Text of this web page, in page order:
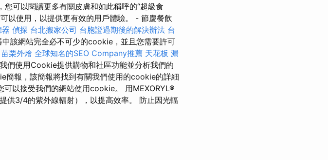
您可以閱讀更多有關皮膚和如此稱呼的“超級食
以使用，以提供更有效的用戶體驗。 - 節慶餐飲
器 偵探 台北搬家公司 台胞證過期後的解決辦法 台
該網站完全必不可少的cookie，並且您需要許可
苗栗外燴 全球知名的SEO Company推薦 天花板 漏
們使用Cookie提供購物和社區功能並分析我們的
簡報，該簡報將找到有關我們使用的cookie的詳細
可以接受我們的網站使用cookie。 用MEXORYL®
供3/4的紫外線輻射），以提高效率。 防止因光輻